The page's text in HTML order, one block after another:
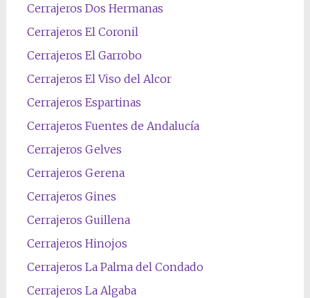
Cerrajeros Dos Hermanas
Cerrajeros El Coronil
Cerrajeros El Garrobo
Cerrajeros El Viso del Alcor
Cerrajeros Espartinas
Cerrajeros Fuentes de Andalucía
Cerrajeros Gelves
Cerrajeros Gerena
Cerrajeros Gines
Cerrajeros Guillena
Cerrajeros Hinojos
Cerrajeros La Palma del Condado
Cerrajeros La Algaba